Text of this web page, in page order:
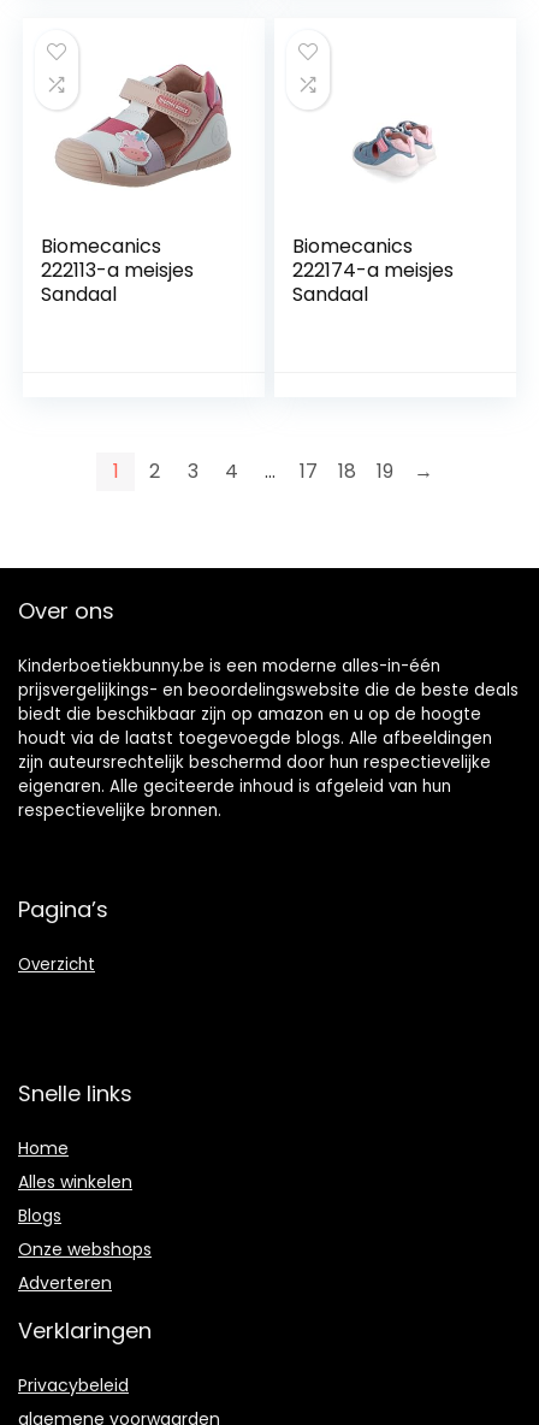
Biomecanics
222113-a meisjes
Sandaal
Biomecanics
222174-a meisjes
Sandaal
1 2 3 4 … 17 18 19 →
Over ons
Kinderboetiekbunny.be is een moderne alles-in-één
prijsvergelijkings- en beoordelingswebsite die de beste deals
biedt die beschikbaar zijn op amazon en u op de hoogte
houdt via de laatst toegevoegde blogs. Alle afbeeldingen
zijn auteursrechtelijk beschermd door hun respectievelijke
eigenaren. Alle geciteerde inhoud is afgeleid van hun
respectievelijke bronnen.
Pagina’s
Overzicht
Snelle links
Home
Alles winkelen
Blogs
Onze webshops
Adverteren
Verklaringen
Privacybeleid
algemene voorwaarden